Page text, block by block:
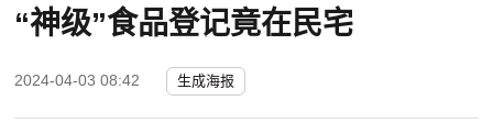
“神级”食品登记竟在民宅
2024-04-03 08:42 生成海报